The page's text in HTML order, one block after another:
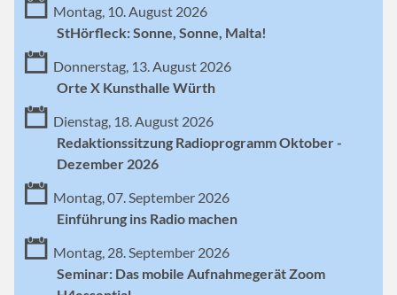
Montag, 10. August 2026
StHörfleck: Sonne, Sonne, Malta!
Donnerstag, 13. August 2026
Orte X Kunsthalle Würth
Dienstag, 18. August 2026
Redaktionssitzung Radioprogramm Oktober -
Dezember 2026
Montag, 07. September 2026
Einführung ins Radio machen
Montag, 28. September 2026
Seminar: Das mobile Aufnahmegerät Zoom